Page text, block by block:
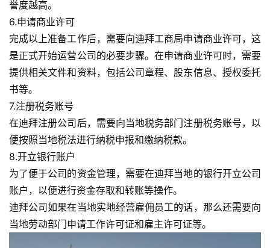
主
页
跨
境
资
讯
誉度越高。
6.申请商业许可
完成以上准备工作后，需要向迪拜工商局申请商业许可，这
是正式开始运营公司的必要步骤。在申请商业许可时，需要
提供相关文件和资料，包括公司章程、股东信息、授权委托
书等。
7.注册税务账号
在迪拜注册公司后，需要向当地税务部门注册税务账号，以
便按照当地税法进行纳税申报和缴纳税款。
8.开立银行账户
为了便于公司的资金管理，需要在迪拜当地的银行开立公司
账户，以便进行资金存取和转账等操作。
迪拜公司如果在当地实地经营雇佣员工的话，那么还需要向
当地劳动部门申请工作许可证和雇主许可证等。